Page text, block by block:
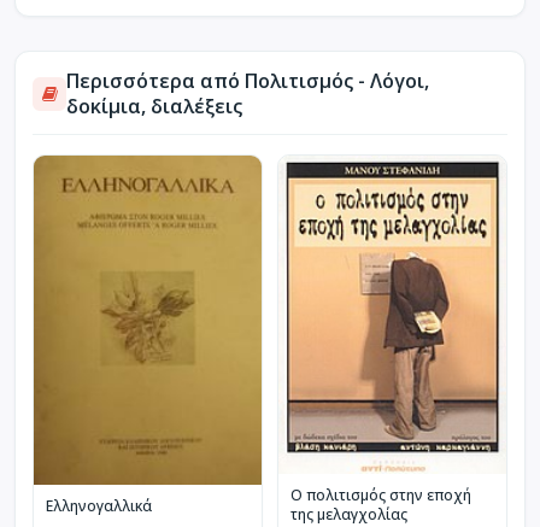
Περισσότερα από Πολιτισμός - Λόγοι,
δοκίμια, διαλέξεις
Ελληνογαλλικά
Ο πολιτισμός στην εποχή
της μελαγχολίας